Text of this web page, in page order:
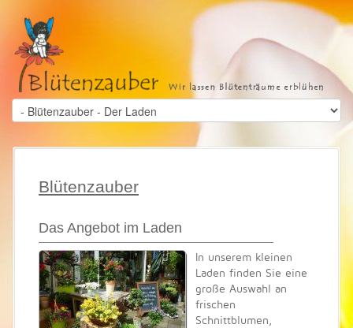
Blütenzauber
Das Angebot im Laden
In unserem kleinen
Laden finden Sie eine
große Auswahl an
frischen
Schnittblumen,